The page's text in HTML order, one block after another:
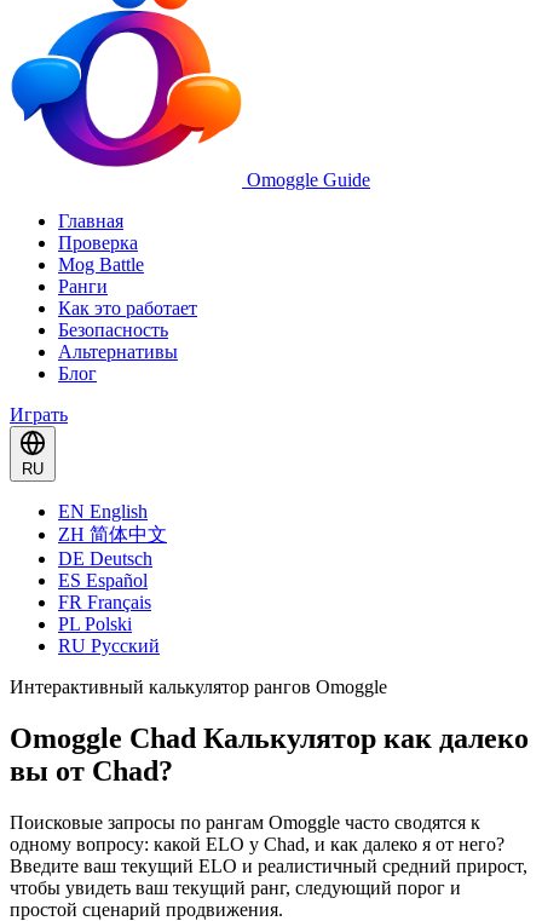
Omoggle Guide
Главная
Проверка
Mog Battle
Ранги
Как это работает
Безопасность
Альтернативы
Блог
Играть
RU
EN English
ZH 简体中文
DE Deutsch
ES Español
FR Français
PL Polski
RU Русский
Интерактивный калькулятор рангов Omoggle
Omoggle Chad Калькулятор как далеко
вы от Chad?
Поисковые запросы по рангам Omoggle часто сводятся к
одному вопросу: какой ELO у Chad, и как далеко я от него?
Введите ваш текущий ELO и реалистичный средний прирост,
чтобы увидеть ваш текущий ранг, следующий порог и
простой сценарий продвижения.